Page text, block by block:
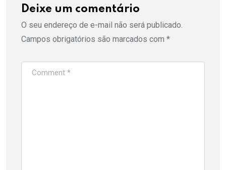
Deixe um comentário
O seu endereço de e-mail não será publicado.
Campos obrigatórios são marcados com *